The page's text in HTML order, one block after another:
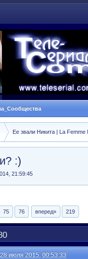
Ее звали Никита | La Femme
:)
21:59:45
75 76 вперед» 219
июля 2015, 00:53:33